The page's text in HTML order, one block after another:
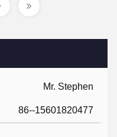
Mr. Stephen
86--15601820477